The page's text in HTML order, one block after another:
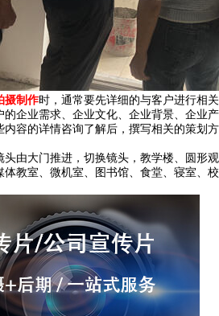
摄制作时，通常要先详细的与客户进行相关
企业需求、企业文化、企业背景、企业产
容的详情咨询了解后，撰写相关的策划方
由大门推进，切换镜头，教学楼、圆形观
教室、微机室、图书馆、食堂、寝室、校